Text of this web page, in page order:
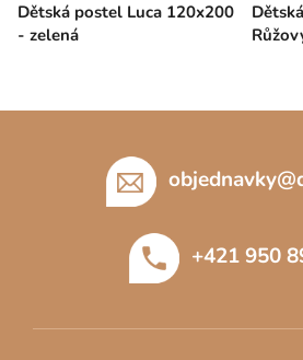
Dětská postel Luca 120x200
- zelená
objednavky@
+421 950